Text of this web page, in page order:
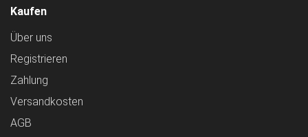
Kaufen
Über uns
Registrieren
Zahlung
Versandkosten
AGB